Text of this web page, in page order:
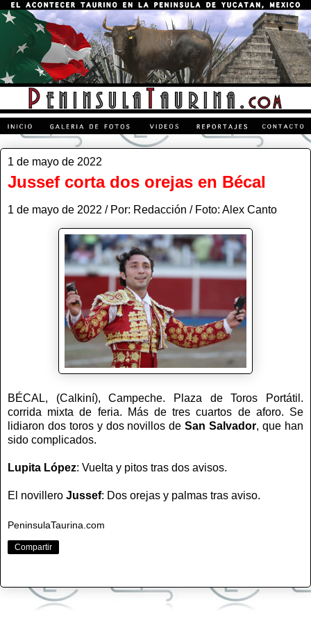
1 de mayo de 2022
Jussef corta dos orejas en Bécal
1 de mayo de 2022 / Por: Redacción / Foto: Alex Canto
BÉCAL, (Calkiní), Campeche. Plaza de Toros Portátil.
corrida mixta de feria. Más de tres cuartos de aforo. Se
lidiaron dos toros y dos novillos deSan Salvador, que han
sido complicados.
Lupita López: Vuelta y pitos tras dos avisos.
El novillero Jussef: Dos orejas y palmas tras aviso.
PeninsulaTaurina.com
Compartir